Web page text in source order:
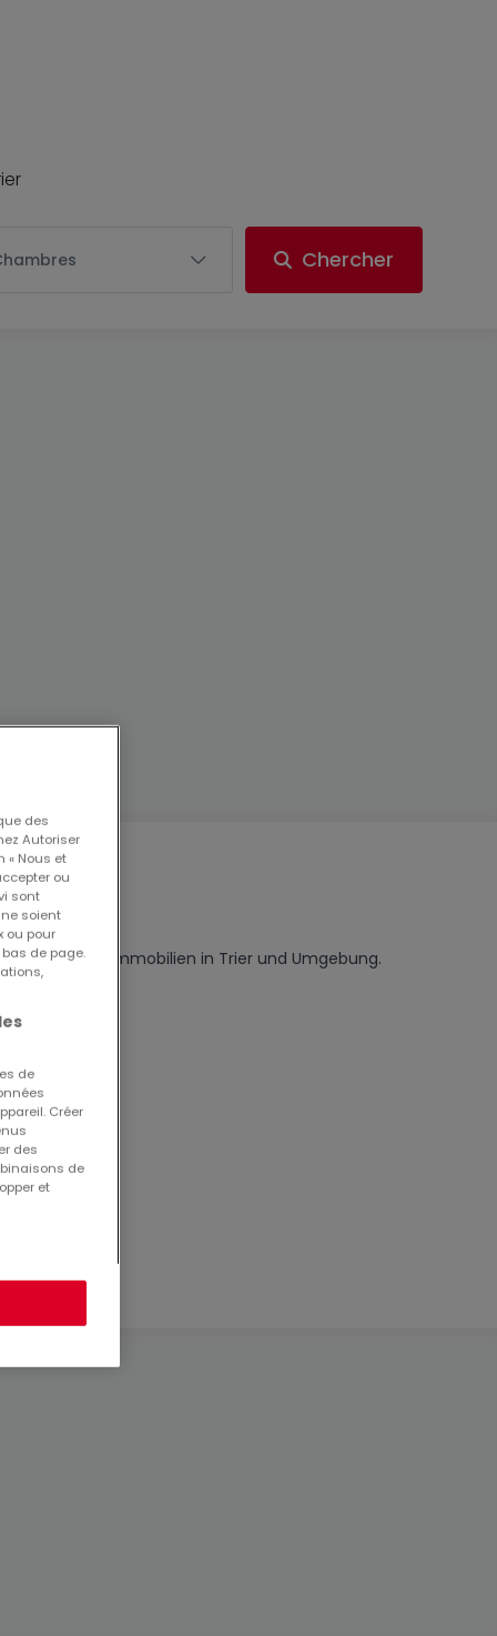
Chercher
Gewerbeimmobilien in Trier und Umgebung.
39902 oder per E-Mail an: info@fassbender-
des
Autoriser
Nous et
ou
sont
soient
ou pour
de page.
de
Créer
des
de
et